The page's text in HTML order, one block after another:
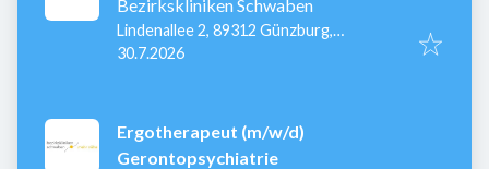
Bezirkskliniken Schwaben
Lindenallee 2, 89312 Günzburg,
Deutschland
Veröffentlicht
30.7.2026
Ergotherapeut (m/w/d)
Gerontopsychiatrie